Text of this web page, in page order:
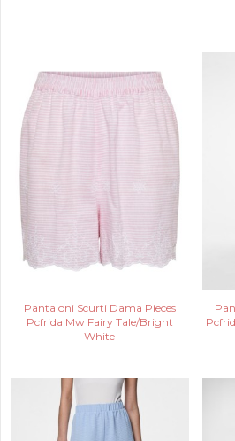
Pantaloni Scurti Dama Pieces
Pcfrida Mw Fairy Tale/Bright
White